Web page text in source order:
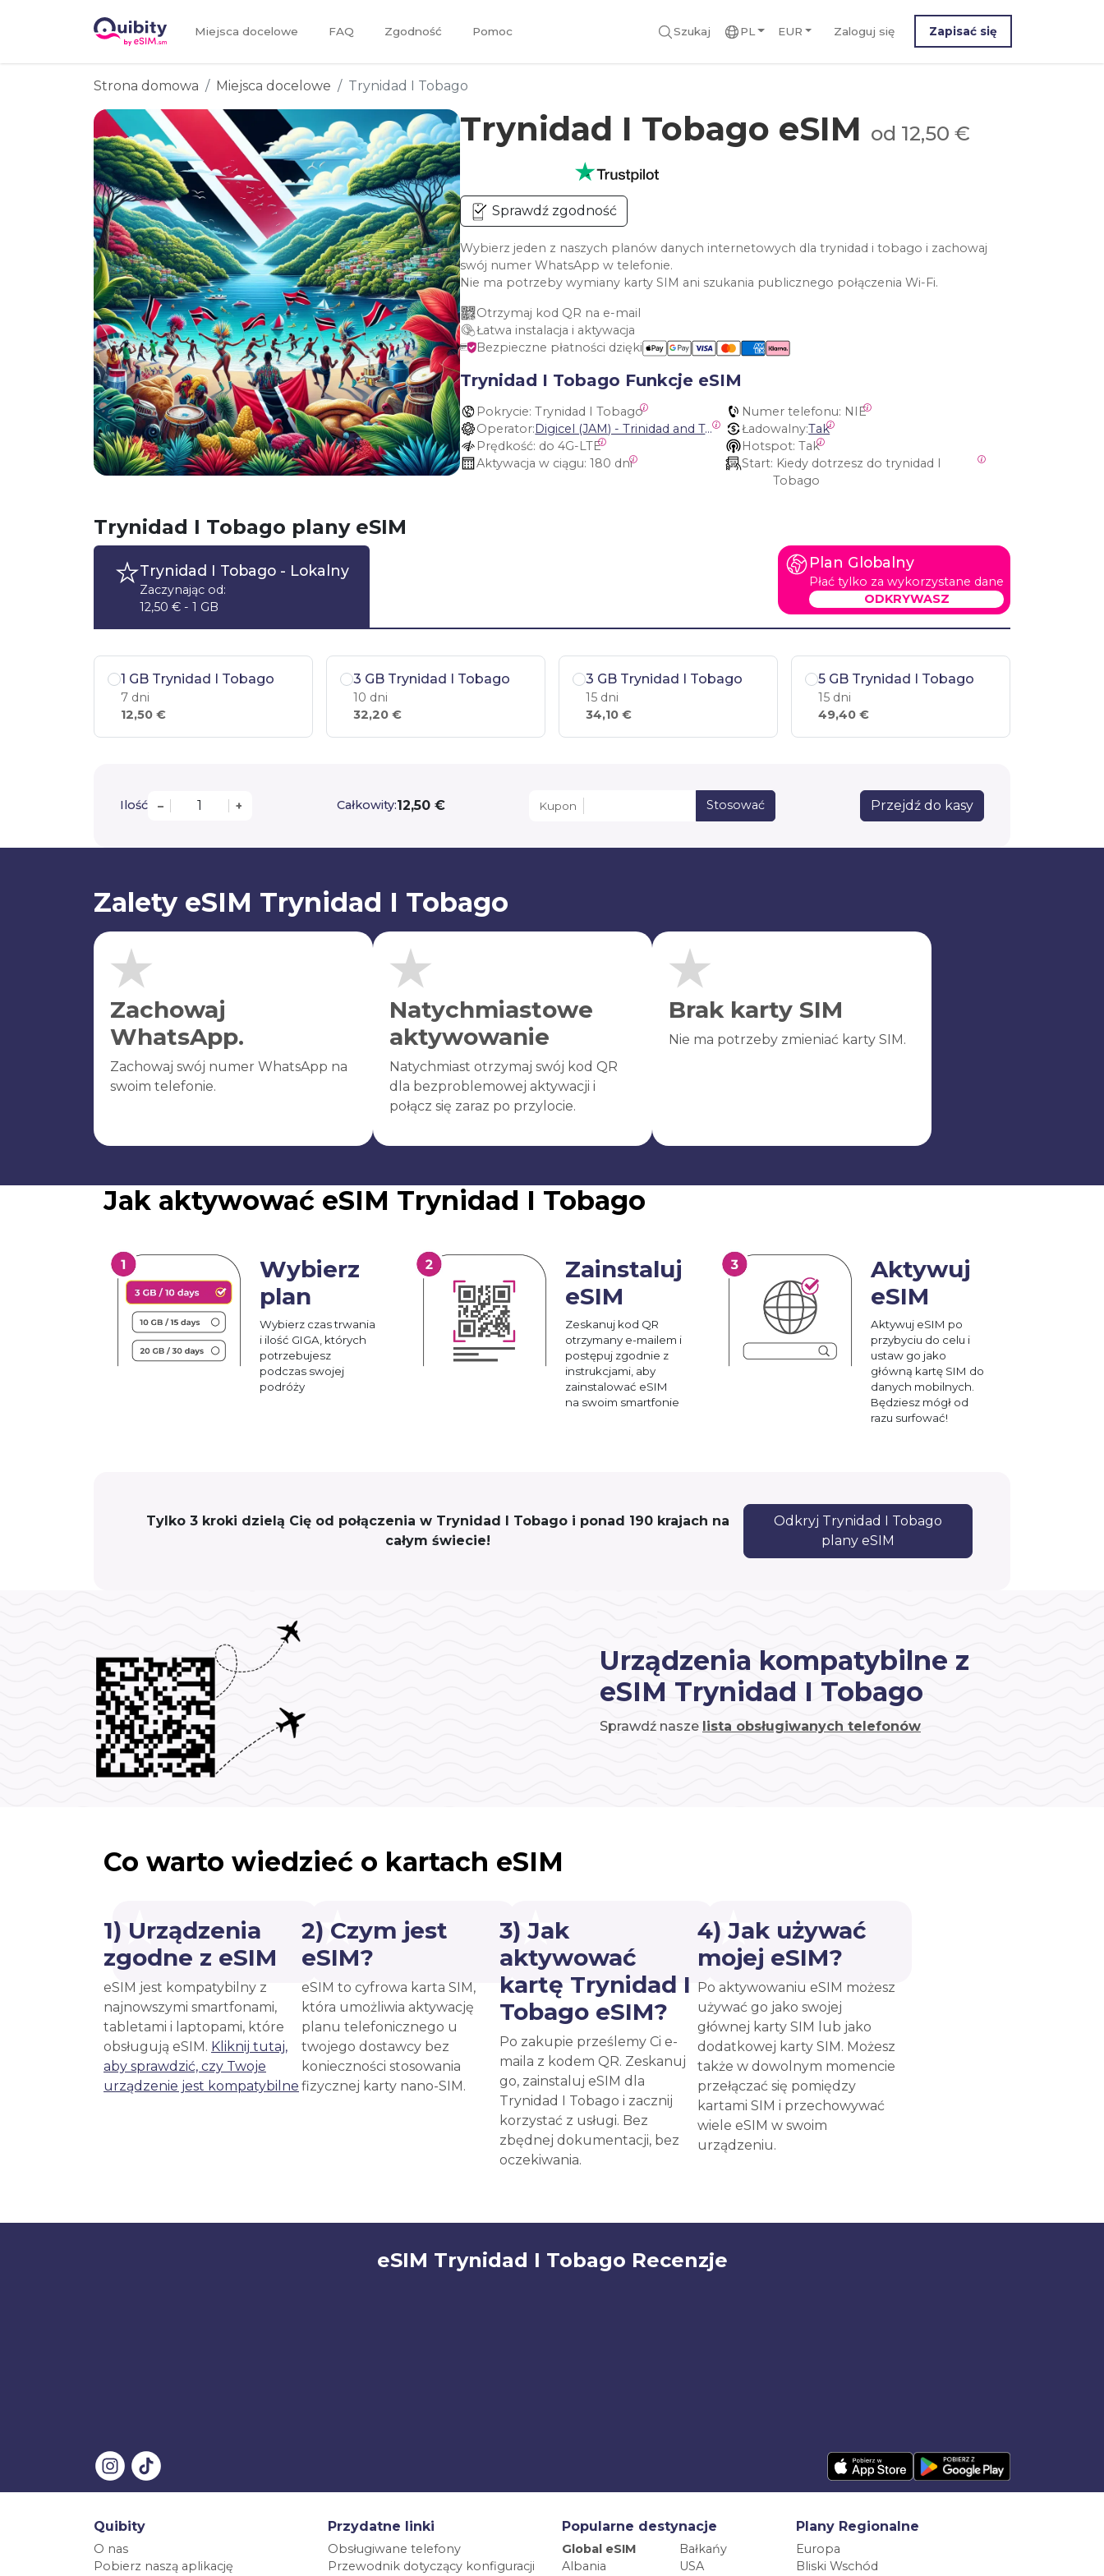
Miejsca docelowe FAQ Zgodność Pomoc Szukaj PL EUR Zaloguj się Zapisać się
Strona domowa Miejsca docelowe Trynidad I Tobago
Trynidad I Tobago eSIM od 12,50 €
Sprawdź zgodność
Wybierz jeden z naszych planów danych internetowych dla trynidad i tobago i zachowaj
swój numer WhatsApp w telefonie.
Nie ma potrzeby wymiany karty SIM ani szukania publicznego połączenia Wi-Fi.
Otrzymaj kod QR na e-mail
Łatwa instalacja i aktywacja
Bezpieczne płatności dzięki
Trynidad I Tobago Funkcje eSIM
Pokrycie: Trynidad I Tobago Numer telefonu: NIE
Operator:
Digicel (JAM) - Trinidad and Tobago Ładowalny:Tak
Prędkość: do 4G-LTE Hotspot: Tak
Aktywacja w ciągu: 180 dni Start:
Tobago
Trynidad I Tobago plany eSIM
Trynidad I Tobago- Lokalny
Zaczynając od:
12,50 € - 1 GB
Plan Globalny
Płać tylko za wykorzystane dane
ODKRYWASZ
1 GB Trynidad I Tobago
7 dni
12,50 €
3 GB Trynidad I Tobago
10 dni
32,20 €
3 GB Trynidad I Tobago
15 dni
34,10 €
5 GB Trynidad I Tobago
15 dni
49,40 €
Ilość – + Całkowity:12,50 € Kupon Stosować Przejdź do kasy
Zalety eSIM Trynidad I Tobago
Zachowaj
WhatsApp.
Zachowaj swój numer WhatsApp na
swoim telefonie.
Natychmiastowe
aktywowanie
Natychmiast otrzymaj swój kod QR
dla bezproblemowej aktywacji i
połącz się zaraz po przylocie.
Brak karty SIM
Nie ma potrzeby zmieniać karty SIM.
Jak aktywować eSIM Trynidad I Tobago
Wybierz
plan
Wybierz czas trwania
i ilość GIGA, których
potrzebujesz
podczas swojej
podróży
Zainstaluj
eSIM
Zeskanuj kod QR
otrzymany e-mailem i
postępuj zgodnie z
instrukcjami, aby
zainstalować eSIM
na swoim smartfonie
Aktywuj
eSIM
Aktywuj eSIM po
przybyciu do celu i
ustaw go jako
główną kartę SIM do
danych mobilnych.
Będziesz mógł od
razu surfować!
Tylko 3 kroki dzielą Cię od połączenia w Trynidad I Tobago i ponad 190 krajach na
całym świecie!
Odkryj Trynidad I Tobago
plany eSIM
Urządzenia kompatybilne z
eSIM Trynidad I Tobago
Sprawdź nasze lista obsługiwanych telefonów
Co warto wiedzieć o kartach eSIM
1) Urządzenia
zgodne z eSIM
eSIM jest kompatybilny z
najnowszymi smartfonami,
tabletami i laptopami, które
obsługują eSIM. Kliknij tutaj,
aby sprawdzić, czy Twoje
urządzenie jest kompatybilne
2) Czym jest
eSIM?
eSIM to cyfrowa karta SIM,
która umożliwia aktywację
planu telefonicznego u
twojego dostawcy bez
konieczności stosowania
fizycznej karty nano-SIM.
3) Jak
aktywować
kartę Trynidad I
Tobago eSIM?
Po zakupie prześlemy Ci e-
maila z kodem QR. Zeskanuj
go, zainstaluj eSIM dla
Trynidad I Tobago i zacznij
korzystać z usługi. Bez
zbędnej dokumentacji, bez
oczekiwania.
4) Jak używać
mojej eSIM?
Po aktywowaniu eSIM możesz
używać go jako swojej
głównej karty SIM lub jako
dodatkowej karty SIM. Możesz
także w dowolnym momencie
przełączać się pomiędzy
kartami SIM i przechowywać
wiele eSIM w swoim
urządzeniu.
eSIM Trynidad I Tobago Recenzje
Quibity
O nas
Pobierz naszą aplikację
Przydatne linki
Obsługiwane telefony
Przewodnik dotyczący konfiguracji
Popularne destynacje
Global eSIM
Bałkańy
Albania
USA
Plany Regionalne
Europa
Bliski Wschód